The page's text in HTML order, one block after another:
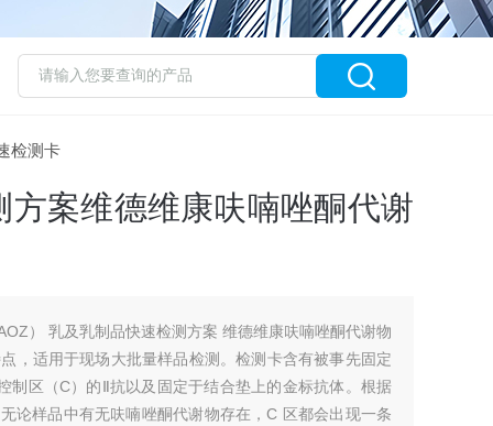
检测卡
案维德维康呋喃唑酮代谢
） 乳及乳制品快速检测方案 维德维康呋喃唑酮代谢物
，适用于现场大批量样品检测。检测卡含有被事先固定
制区（C）的Ⅱ抗以及固定于结合垫上的金标抗体。根据
论样品中有无呋喃唑酮代谢物存在，C 区都会出现一条